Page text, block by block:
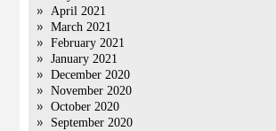
April 2021
March 2021
February 2021
January 2021
December 2020
November 2020
October 2020
September 2020